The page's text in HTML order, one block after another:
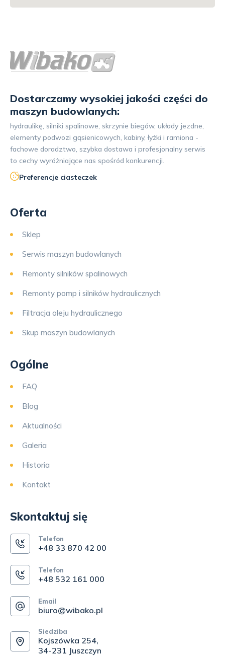
Dostarczamy wysokiej jakości części do
maszyn budowlanych:
hydraulikę, silniki spalinowe, skrzynie biegów, układy jezdne,
elementy podwozi gąsienicowych, kabiny, łyżki i ramiona -
fachowe doradztwo, szybka dostawa i profesjonalny serwis
to cechy wyróżniające nas spośród konkurencji.
Preferencje ciasteczek
Oferta
Sklep
Serwis maszyn budowlanych
Remonty silników spalinowych
Remonty pomp i silników hydraulicznych
Filtracja oleju hydraulicznego
Skup maszyn budowlanych
Ogólne
FAQ
Blog
Aktualności
Galeria
Historia
Kontakt
Skontaktuj się
Telefon
+48 33 870 42 00
Telefon
+48 532 161 000
Email
biuro@wibako.pl
Siedziba
Kojszówka 254,
34-231 Juszczyn